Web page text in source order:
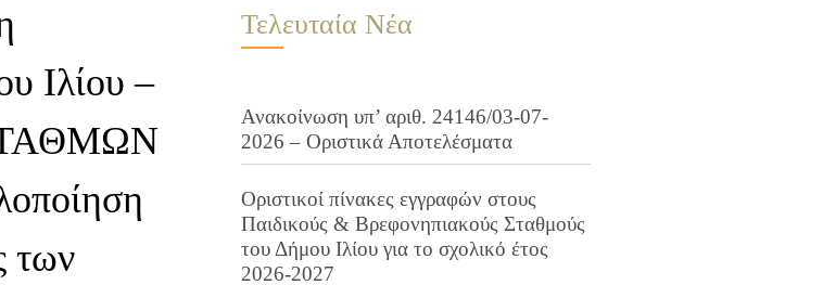
Ιλίου –
των
Τελευταία Νέα
Ανακοίνωση υπ’ αριθ. 24146/03-07-
2026 – Οριστικά Αποτελέσματα
Οριστικοί πίνακες εγγραφών στους
Παιδικούς & Βρεφονηπιακούς Σταθμούς
του Δήμου Ιλίου για το σχολικό έτος
2026-2027